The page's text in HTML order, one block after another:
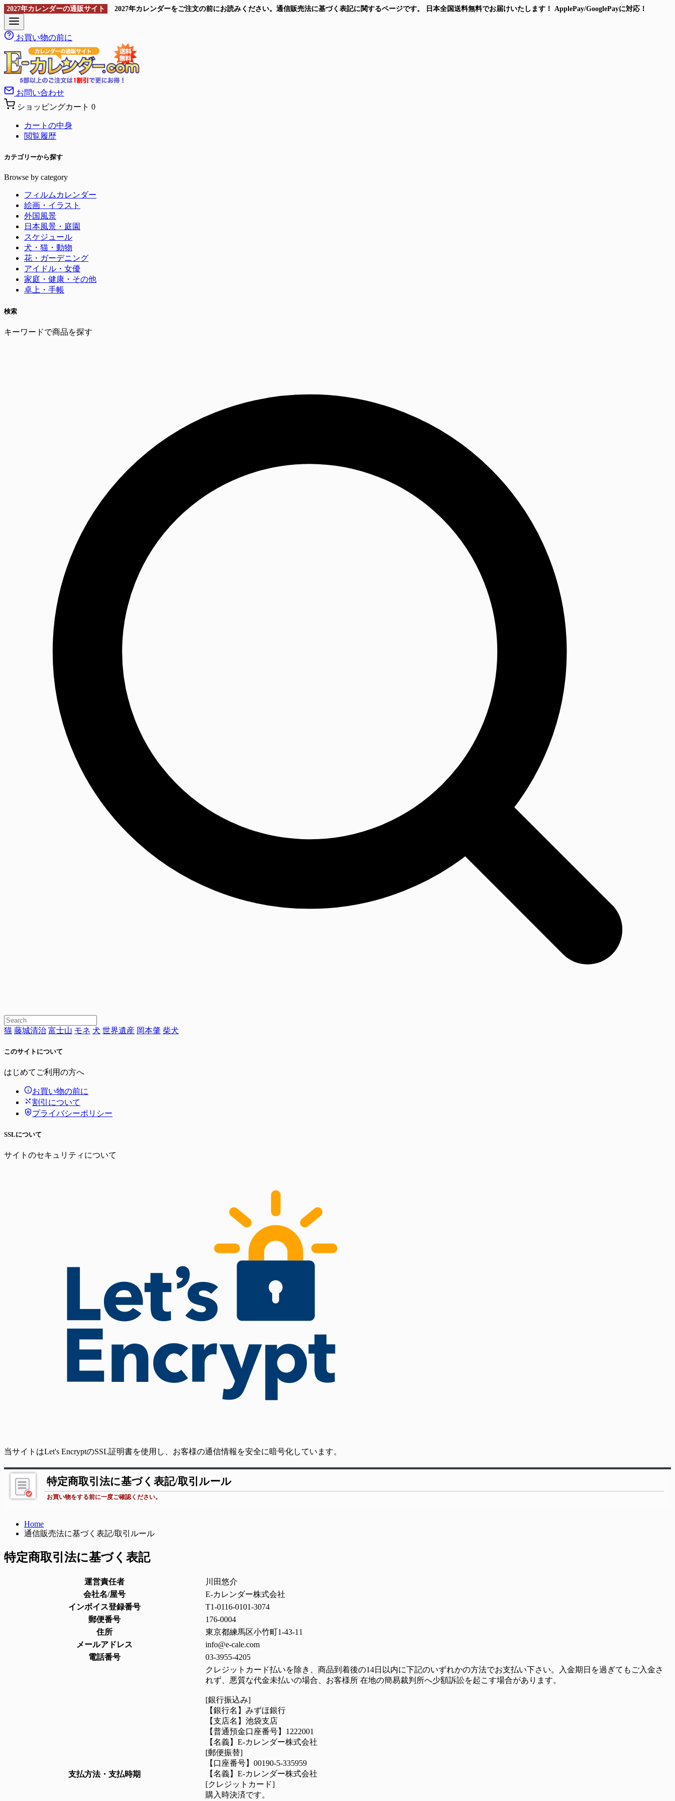
2027年カレンダーの通販サイト 2027年カレンダーをご注文の前にお読みください。通信販売法に基づく表記に関するページです。 日本全国送料無料でお届けいたします！ ApplePay/GooglePayに対応！
お買い物の前に
お問い合わせ
ショッピングカート 0
カートの中身
閲覧履歴
カテゴリーから探す
Browse by category
フィルムカレンダー
絵画・イラスト
外国風景
日本風景・庭園
スケジュール
犬・猫・動物
花・ガーデニング
アイドル・女優
家庭・健康・その他
卓上・手帳
検索
キーワードで商品を探す
猫 藤城清治 富士山 モネ 犬 世界遺産 岡本肇 柴犬
このサイトについて
はじめてご利用の方へ
お買い物の前に
割引について
プライバシーポリシー
SSLについて
サイトのセキュリティについて
当サイトはLet's EncryptのSSL証明書を使用し、お客様の通信情報を安全に暗号化しています。
特定商取引法に基づく表記/取引ルール
お買い物をする前に一度ご確認ください。
Home
通信販売法に基づく表記/取引ルール
特定商取引法に基づく表記
運営責任者
川田悠介
会社名/屋号
E-カレンダー株式会社
インボイス登録番号
T1-0116-0101-3074
郵便番号
176-0004
住所
東京都練馬区小竹町1-43-11
メールアドレス
info@e-cale.com
電話番号
03-3955-4205
支払方法・支払時期
クレジットカード払いを除き、商品到着後の14日以内に下記のいずれかの方法でお支払い下さい。入金期日を過ぎてもご入金さ
れず、悪質な代金未払いの場合、お客様所 在地の簡易裁判所へ少額訴訟を起こす場合があります。
[銀行振込み]
【銀行名】みずほ銀行
【支店名】池袋支店
【普通預金口座番号】1222001
【名義】E-カレンダー株式会社
[郵便振替]
【口座番号】00190-5-335959
【名義】E-カレンダー株式会社
[クレジットカード]
購入時決済です。